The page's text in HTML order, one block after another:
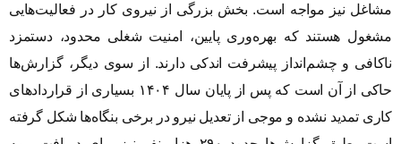
مشاغل نیز مواجه است. بخش بزرگی از نیروی کار در فعالیت‌هایی
مشغول هستند که بهره‌وری پایین، امنیت شغلی محدود، دستمزد
ناکافی و چشم‌انداز پیشرفت اندکی دارند. از سوی دیگر، گزارش‌ها
حاکی از آن است که پس از پایان سال ۱۴۰۴ بسیاری از قراردادهای
کاری تمدید نشده و موجی از تعدیل نیرو در برخی بنگاه‌ها شکل گرفته